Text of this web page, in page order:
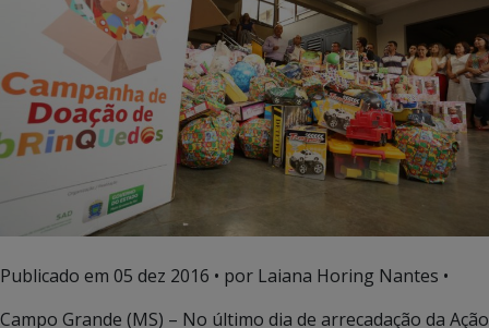
Publicado em 05 dez 2016 • por Laiana Horing Nantes •
Campo Grande (MS) – No último dia de arrecadação da Ação